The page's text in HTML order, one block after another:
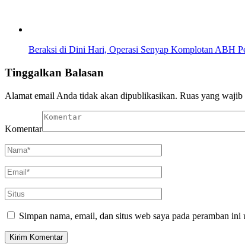
Beraksi di Dini Hari, Operasi Senyap Komplotan ABH
Tinggalkan Balasan
Alamat email Anda tidak akan dipublikasikan. Ruas yang wajib
Komentar
Simpan nama, email, dan situs web saya pada peramban